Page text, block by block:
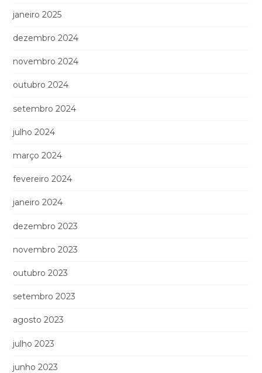
janeiro 2025
dezembro 2024
novembro 2024
outubro 2024
setembro 2024
julho 2024
março 2024
fevereiro 2024
janeiro 2024
dezembro 2023
novembro 2023
outubro 2023
setembro 2023
agosto 2023
julho 2023
junho 2023